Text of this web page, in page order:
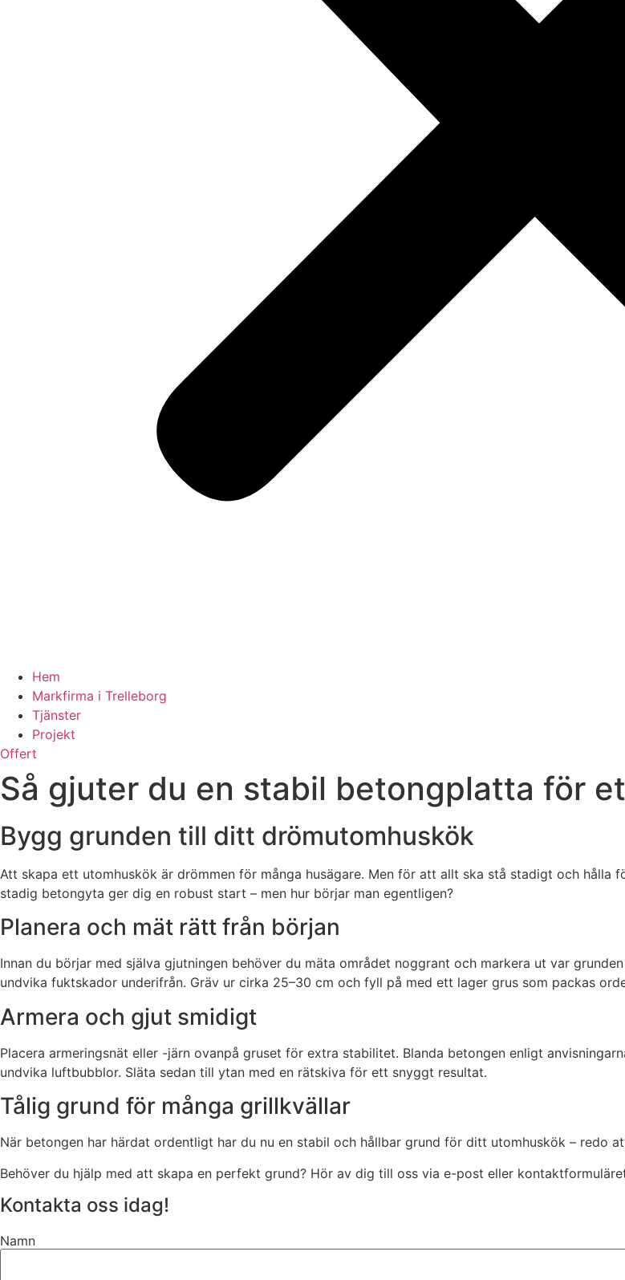
Hem
Markfirma i Trelleborg
Tjänster
Projekt
Offert
Så gjuter du en stabil betongplatta för
Bygg grunden till ditt drömutomhuskök
Att skapa ett utomhuskök är drömmen för många husägare. Men för att allt ska stå stadigt och hålla
stadig betongyta ger dig en robust start – men hur börjar man egentligen?
Planera och mät rätt från början
Innan du börjar med själva gjutningen behöver du mäta området noggrant och markera ut var
undvika fuktskador underifrån. Gräv ur cirka 25–30 cm och fyll på med ett lager grus som packas
Armera och gjut smidigt
Placera armeringsnät eller -järn ovanpå gruset för extra stabilitet. Blanda betongen enligt
undvika luftbubblor. Släta sedan till ytan med en rätskiva för ett snyggt resultat.
Tålig grund för många grillkvällar
När betongen har härdat ordentligt har du nu en stabil och hållbar grund för ditt utomhuskök – redo
Behöver du hjälp med att skapa en perfekt grund? Hör av dig till oss via e-post eller
Kontakta oss idag!
Namn